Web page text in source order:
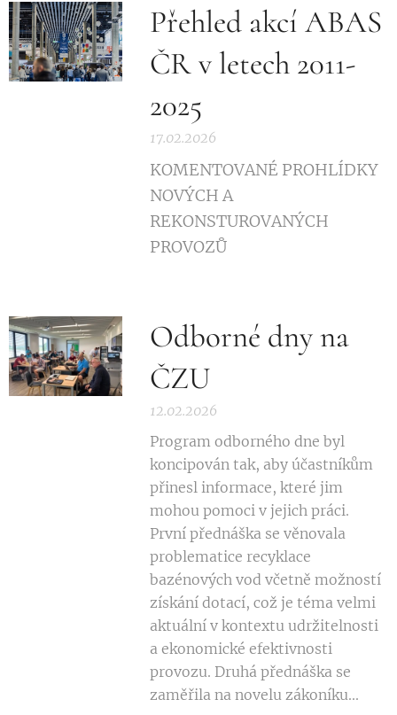
Přehled akcí ABAS
ČR v letech 2011-
2025
17.02.2026
KOMENTOVANÉ PROHLÍDKY
NOVÝCH A
REKONSTUROVANÝCH
PROVOZŮ
Odborné dny na
ČZU
12.02.2026
Program odborného dne byl
koncipován tak, aby účastníkům
přinesl informace, které jim
mohou pomoci v jejich práci.
První přednáška se věnovala
problematice recyklace
bazénových vod včetně možností
získání dotací, což je téma velmi
aktuální v kontextu udržitelnosti
a ekonomické efektivnosti
provozu. Druhá přednáška se
zaměřila na novelu zákoníku...